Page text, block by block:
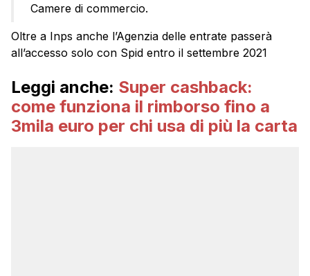
Camere di commercio.
Oltre a Inps anche l’Agenzia delle entrate passerà
all’accesso solo con Spid entro il settembre 2021
Leggi anche: Super cashback:
come funziona il rimborso fino a
3mila euro per chi usa di più la carta